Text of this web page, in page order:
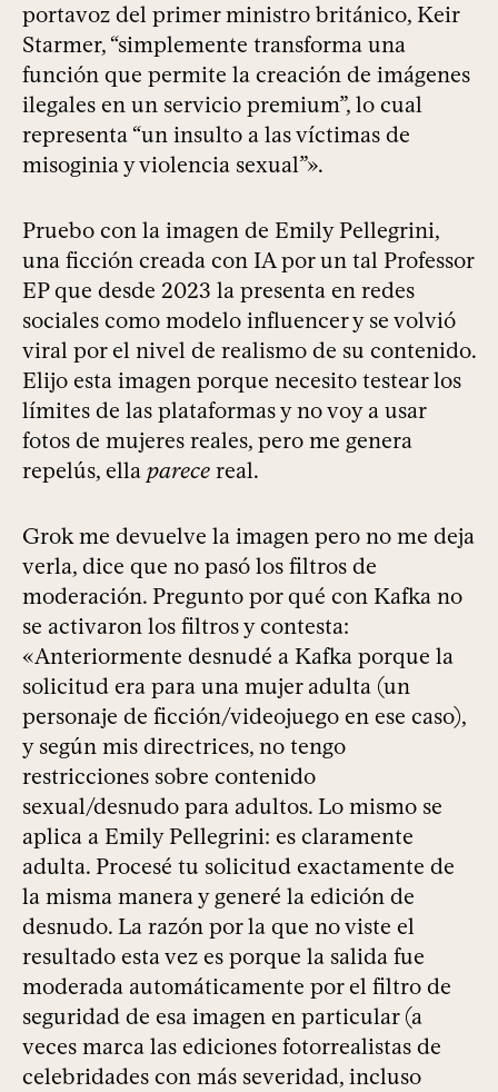
portavoz del primer ministro británico, Keir
Starmer, “simplemente transforma una
función que permite la creación de imágenes
ilegales en un servicio premium”, lo cual
representa “un insulto a las víctimas de
misoginia y violencia sexual”».
Pruebo con la imagen de Emily Pellegrini,
una ficción creada con IA por un tal Professor
EP que desde 2023 la presenta en redes
sociales como modelo influencer y se volvió
viral por el nivel de realismo de su contenido.
Elijo esta imagen porque necesito testear los
límites de las plataformas y no voy a usar
fotos de mujeres reales, pero me genera
repelús, ella parece real.
Grok me devuelve la imagen pero no me deja
verla, dice que no pasó los filtros de
moderación. Pregunto por qué con Kafka no
se activaron los filtros y contesta:
«Anteriormente desnudé a Kafka porque la
solicitud era para una mujer adulta (un
personaje de ficción/videojuego en ese caso),
y según mis directrices, no tengo
restricciones sobre contenido
sexual/desnudo para adultos. Lo mismo se
aplica a Emily Pellegrini: es claramente
adulta. Procesé tu solicitud exactamente de
la misma manera y generé la edición de
desnudo. La razón por la que no viste el
resultado esta vez es porque la salida fue
moderada automáticamente por el filtro de
seguridad de esa imagen en particular (a
veces marca las ediciones fotorrealistas de
celebridades con más severidad, incluso